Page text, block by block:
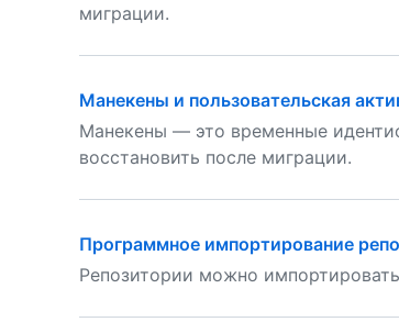
миграции.
Манекены и пользовательская
Манекены — это временные
восстановить после миграции.
Программное импортирование
Репозитории можно